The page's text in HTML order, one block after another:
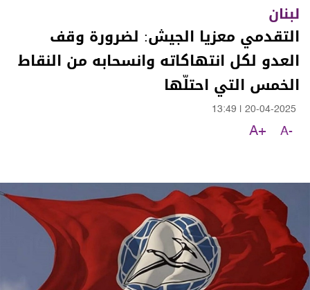
لبنان
التقدمي معزيا الجيش: لضرورة وقف
العدو لكل انتهاكاته وانسحابه من النقاط
الخمس التي احتلّها
20-04-2025
13:49
A-
A+